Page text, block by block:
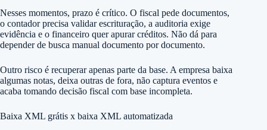
Nesses momentos, prazo é crítico. O fiscal pede documentos,
o contador precisa validar escrituração, a auditoria exige
evidência e o financeiro quer apurar créditos. Não dá para
depender de busca manual documento por documento.
Outro risco é recuperar apenas parte da base. A empresa baixa
algumas notas, deixa outras de fora, não captura eventos e
acaba tomando decisão fiscal com base incompleta.
Baixa XML grátis x baixa XML automatizada